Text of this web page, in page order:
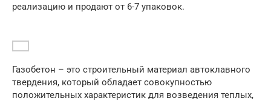
реализацию и продают от 6-7 упаковок.
Газобетон – это строительный материал автоклавного
твердения, который обладает совокупностью
положительных характеристик для возведения теплых,